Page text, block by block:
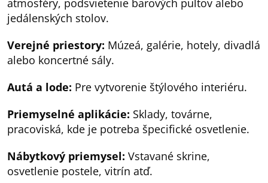
atmosféry, podsvietenie barových pultov alebo
jedálenských stolov.
Verejné priestory: Múzeá, galérie, hotely, divadlá
alebo koncertné sály.
Autá a lode: Pre vytvorenie štýlového interiéru.
Priemyselné aplikácie: Sklady, továrne,
pracoviská, kde je potreba špecifické osvetlenie.
Nábytkový priemysel: Vstavané skrine,
osvetlenie postele, vitrín atď.